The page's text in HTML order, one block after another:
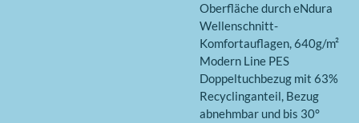
Oberfläche durch eNdura
Wellenschnitt-
Komfortauflagen, 640g/m²
Modern Line PES
Doppeltuchbezug mit 63%
Recyclinganteil, Bezug
abnehmbar und bis 30°